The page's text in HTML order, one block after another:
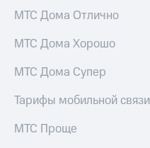
С картой
МТС
Деньги
Накопления
Откладывайте
и получайте
при оплате
МТС Деньги
Обзоры
до 40%
МТС Дома Отлично
МТС Дома Хорошо
МТС Дома Супер
Тарифы мобильной связи
МТС Проще